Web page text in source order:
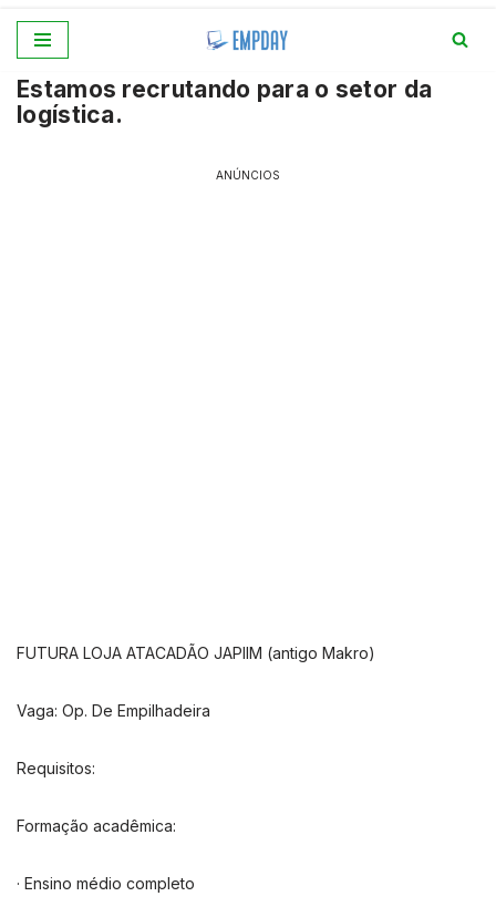
para
o
Estamos recrutando para o setor da
logística.
ANÚNCIOS
FUTURA LOJA ATACADÃO JAPIIM (antigo Makro)
Vaga: Op. De Empilhadeira
Requisitos:
Formação acadêmica:
· Ensino médio completo